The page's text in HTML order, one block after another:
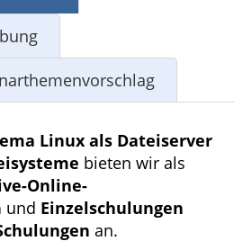
Linux als Dateiserver
bieten wir als
Online-
und Einzelschulungen
an.